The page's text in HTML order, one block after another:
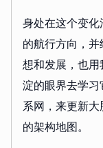
身处在这个变
的航行方向，
想和发展，也
淀的眼界去学
系网，来更新
的架构地图。